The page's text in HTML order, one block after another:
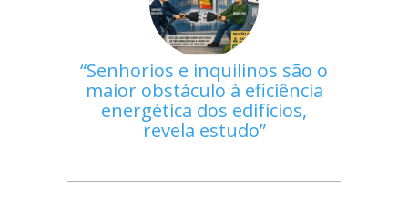
Senhorios e inquilinos são o
maior obstáculo à eficiência
energética dos edifícios,
revela estudo